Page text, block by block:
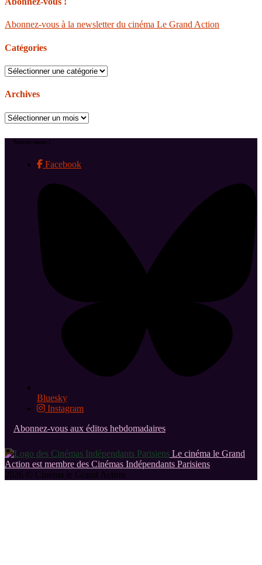
Abonnez-vous à la newsletter du cinéma Le Grand Action
Catégories
Catégories
Archives
Archives
Suivez-nous !
Facebook
Bluesky
Instagram
Abonnez-vous aux éditos hebdomadaires
Le cinéma le Grand
Action est membre des Cinémas Indépendants Parisiens
2026 © Cinéma le Grand Action